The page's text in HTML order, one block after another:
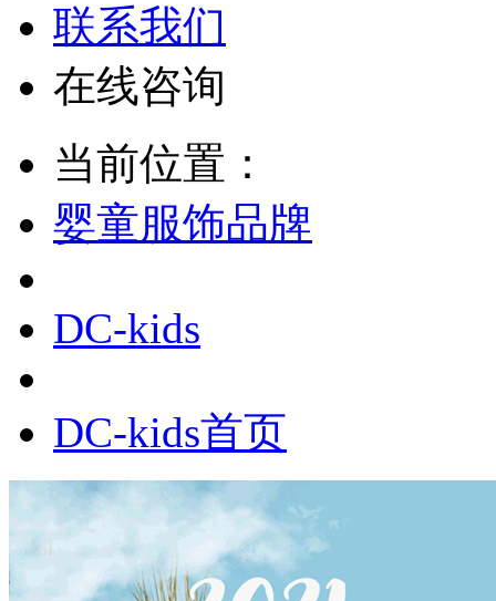
联系我们
在线咨询
当前位置：
婴童服饰品牌
DC-kids
DC-kids首页